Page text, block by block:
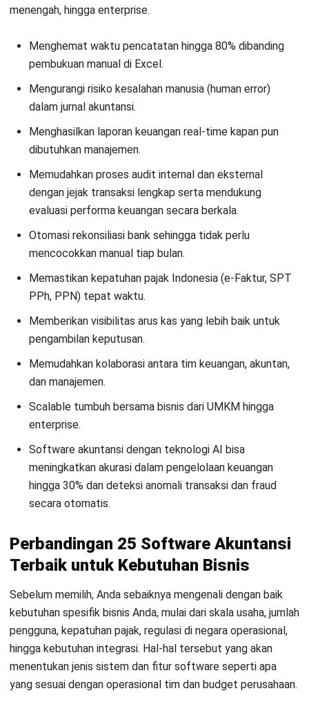
menengah, hingga enterprise.
Menghemat waktu pencatatan hingga 80% dibanding
pembukuan manual di Excel.
Mengurangi risiko kesalahan manusia (human error)
dalam jurnal akuntansi.
Menghasilkan laporan keuangan real-time kapan pun
dibutuhkan manajemen.
Memudahkan proses audit internal dan eksternal
dengan jejak transaksi lengkap serta mendukung
evaluasi performa keuangan secara berkala.
Otomasi rekonsiliasi bank sehingga tidak perlu
mencocokkan manual tiap bulan.
Memastikan kepatuhan pajak Indonesia (e-Faktur, SPT
PPh, PPN) tepat waktu.
Memberikan visibilitas arus kas yang lebih baik untuk
pengambilan keputusan.
Memudahkan kolaborasi antara tim keuangan, akuntan,
dan manajemen.
Scalable tumbuh bersama bisnis dari UMKM hingga
enterprise.
Software akuntansi dengan teknologi AI bisa
meningkatkan akurasi dalam pengelolaan keuangan
hingga 30% dan deteksi anomali transaksi dan fraud
secara otomatis.
Perbandingan 25 Software Akuntansi
Terbaik untuk Kebutuhan Bisnis
Sebelum memilih, Anda sebaiknya mengenali dengan baik
kebutuhan spesifik bisnis Anda, mulai dari skala usaha, jumlah
pengguna, kepatuhan pajak, regulasi di negara operasional,
hingga kebutuhan integrasi. Hal-hal tersebut yang akan
menentukan jenis sistem dan fitur software seperti apa
yang sesuai dengan operasional tim dan budget perusahaan.